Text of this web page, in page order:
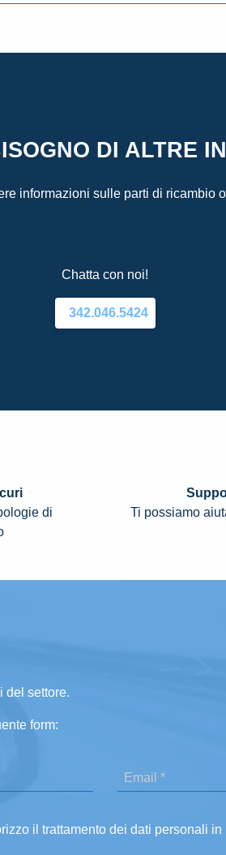
DI ALTRE
informazioni sulle parti di ricambio
Chatta con noi!
342.046.5424
di
Ti possiamo
del settore.
form:
il trattamento dei dati personali in